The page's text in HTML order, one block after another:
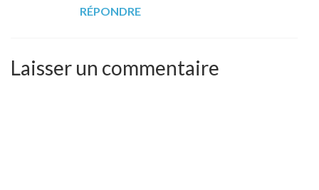
RÉPONDRE
Laisser un commentaire